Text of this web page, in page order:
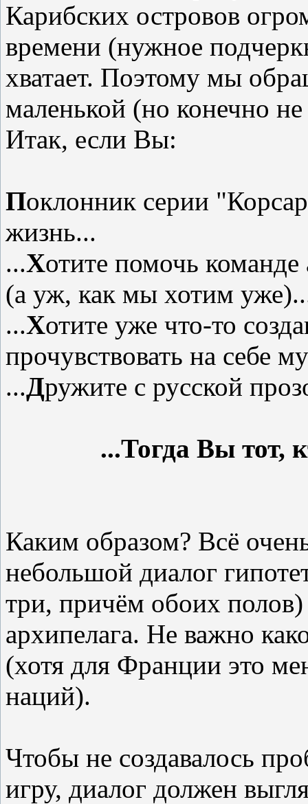
Карибских островов
времени (нужное
хватает. Поэтому мы
маленькой (но конечно
Итак, если Вы:
Поклонник серии
жизнь...
...Хотите помочь
(а уж, как мы хотим
...Хотите уже что-то
прочувствовать на себе
...Дружите с русской
...Тогда Вы тот,
Каким образом? Всё
небольшой диалог
три, причём обоих
архипелага. Не важно
(хотя для Франции это
наций).
Чтобы не создавалось
игру, диалог должен